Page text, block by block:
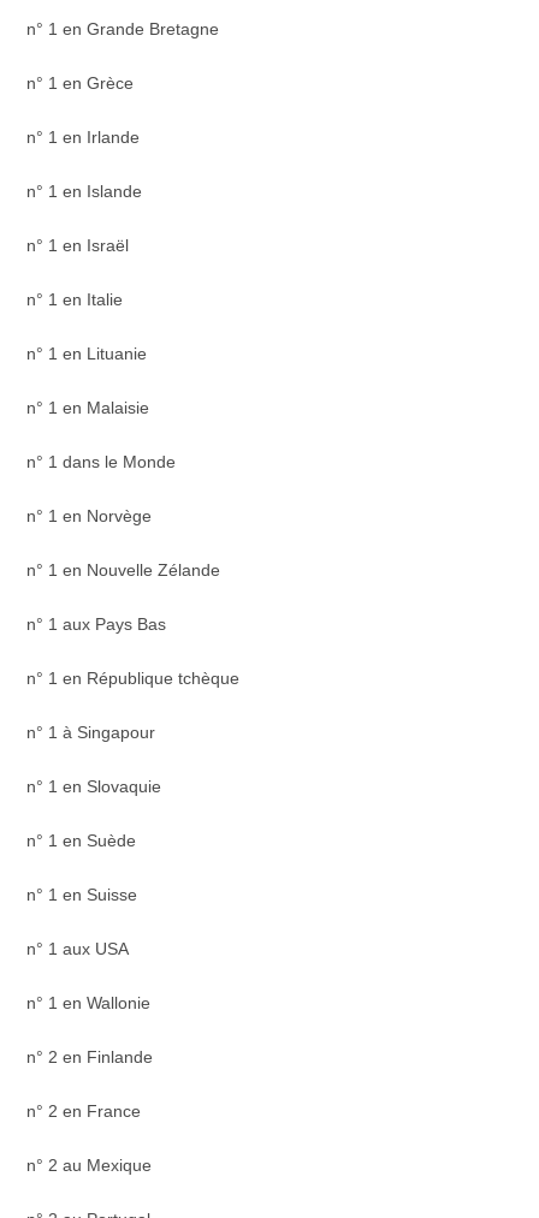
n° 1 en Grande Bretagne
n° 1 en Grèce
n° 1 en Irlande
n° 1 en Islande
n° 1 en Israël
n° 1 en Italie
n° 1 en Lituanie
n° 1 en Malaisie
n° 1 dans le Monde
n° 1 en Norvège
n° 1 en Nouvelle Zélande
n° 1 aux Pays Bas
n° 1 en République tchèque
n° 1 à Singapour
n° 1 en Slovaquie
n° 1 en Suède
n° 1 en Suisse
n° 1 aux USA
n° 1 en Wallonie
n° 2 en Finlande
n° 2 en France
n° 2 au Mexique